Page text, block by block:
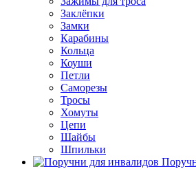
Заклёпки
Замки
Карабины
Кольца
Коуши
Петли
Саморезы
Тросы
Хомуты
Цепи
Шайбы
Шпильки